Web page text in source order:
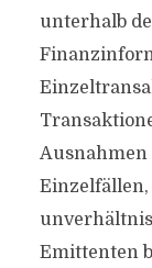
unterhalb
Ausnahmen
Einzelfällen,
Emittenten